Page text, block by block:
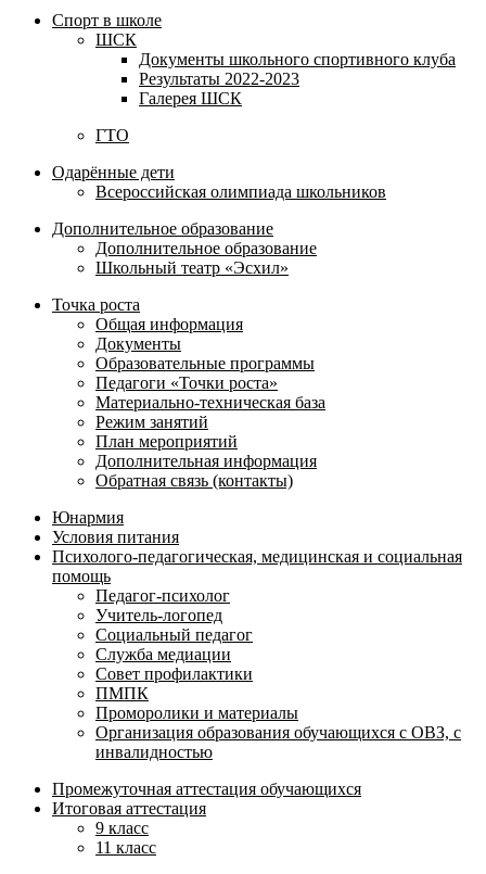
Спорт в школе
ШСК
Документы школьного спортивного клуба
Результаты 2022-2023
Галерея ШСК
ГТО
Одарённые дети
Всероссийская олимпиада школьников
Дополнительное образование
Дополнительное образование
Школьный театр «Эсхил»
Точка роста
Общая информация
Документы
Образовательные программы
Педагоги «Точки роста»
Материально-техническая база
Режим занятий
План мероприятий
Дополнительная информация
Обратная связь (контакты)
Юнармия
Условия питания
Психолого-педагогическая, медицинская и социальная
помощь
Педагог-психолог
Учитель-логопед
Социальный педагог
Служба медиации
Совет профилактики
ПМПК
Проморолики и материалы
Организация образования обучающихся с ОВЗ, с
инвалидностью
Промежуточная аттестация обучающихся
Итоговая аттестация
9 класс
11 класс